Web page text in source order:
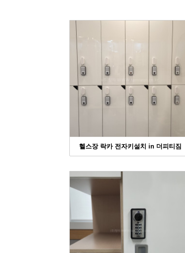
헬스장 락카 전자키설치 in 더피티짐